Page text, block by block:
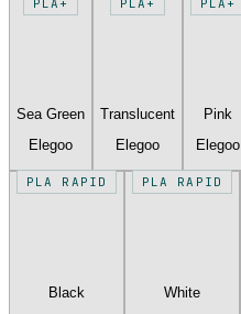
Sea Green
Elegoo
Translucent
Elegoo
Pink
Elegoo
PLA RAPID
Black
PLA RAPID
White